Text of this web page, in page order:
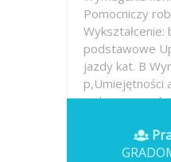
Pomocniczy
Wykształcenie:
podstawowe
jazdy kat. B
p,Umiejętności
wykonywanych
Opublikowano: